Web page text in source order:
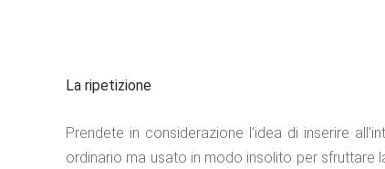
La ripetizione
Prendete in considerazione l'idea di inserire
ordinario ma usato in modo insolito per sfruttare